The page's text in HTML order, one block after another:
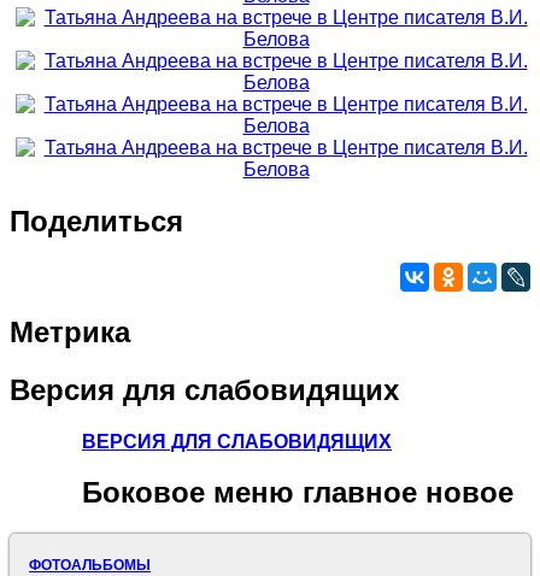
Поделиться
Метрика
Версия для слабовидящих
ВЕРСИЯ ДЛЯ СЛАБОВИДЯЩИХ
Боковое меню главное новое
ФОТОАЛЬБОМЫ